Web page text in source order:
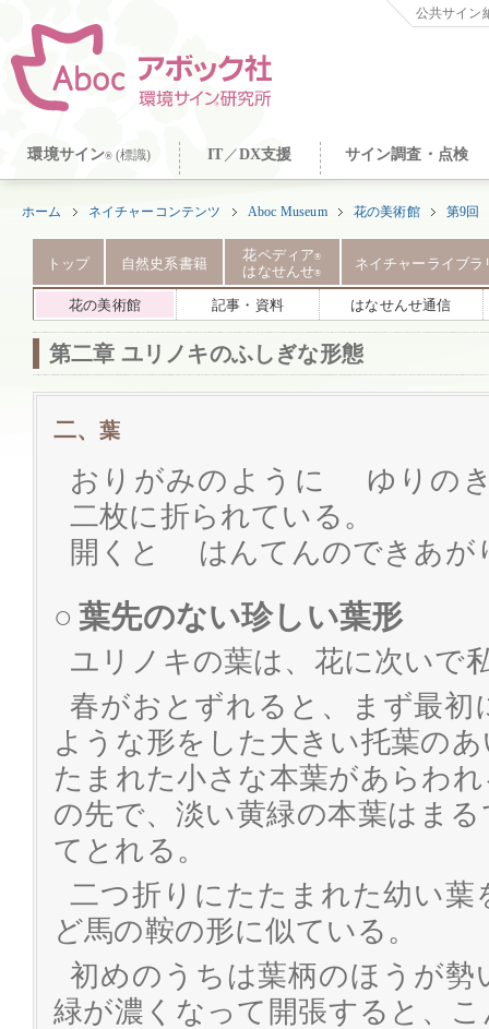
公共サイン
環境サイン® (標識) IT ／DX支援 サイン調査・点検
ホーム ネイチャーコンテンツ Aboc Museum 花の美術館 第9回
トップ 自然史系書籍
花ペディア®
はなせんせ®
ネイチャーライブラ
花の美術館 記事・資料 はなせんせ通信
第二章 ユリノキのふしぎな形態
二、葉
おりがみのように ゆり
二枚に折られている。
開くと はんてんのできあが
○ 葉先のない珍しい葉形
ユリノキの葉は、花に次いで
春がおとずれると、まず最
ような形をした大きい托葉の
たまれた小さな本葉があらわ
の先で、淡い黄緑の本葉はま
てとれる。
二つ折りにたたまれた幼い
ど馬の鞍の形に似ている。
初めのうちは葉柄のほうが
緑が濃くなって開張すると、